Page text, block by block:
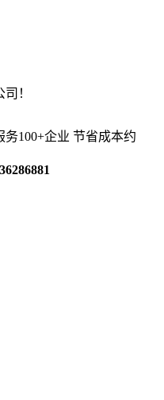
！
务100+企业 节省成本约